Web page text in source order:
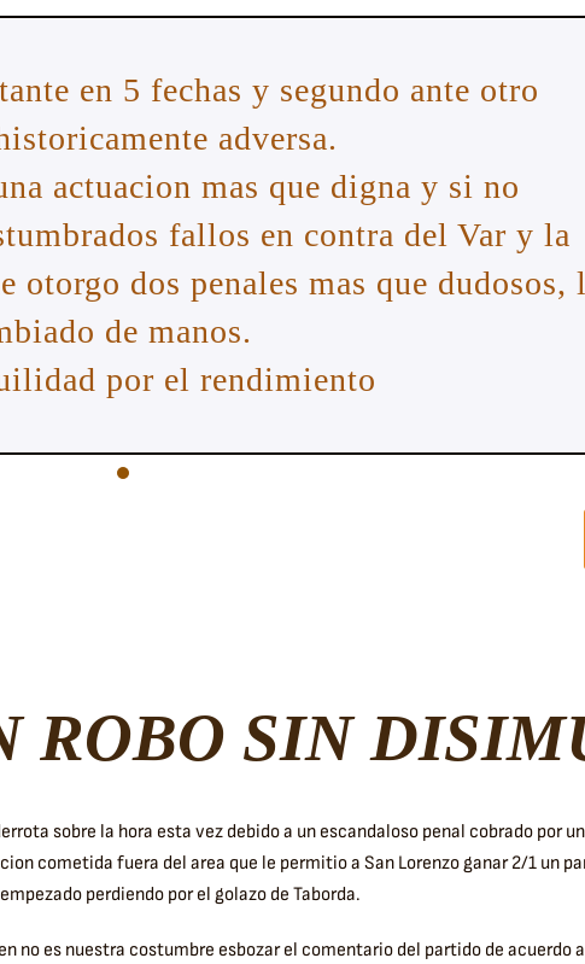
en 5 fechas y segundo ante otro
adversa.
actuacion mas que digna y si no
fallos en contra del Var y la
otorgo dos penales mas que dudosos,
de manos.
por el rendimiento
ROBO SIN
sobre la hora esta vez debido a un escandaloso penal cobrado por
cometida fuera del area que le permitio a San Lorenzo ganar 2/1 un
perdiendo por el golazo de Taborda.
no es nuestra costumbre esbozar el comentario del partido de acuerdo